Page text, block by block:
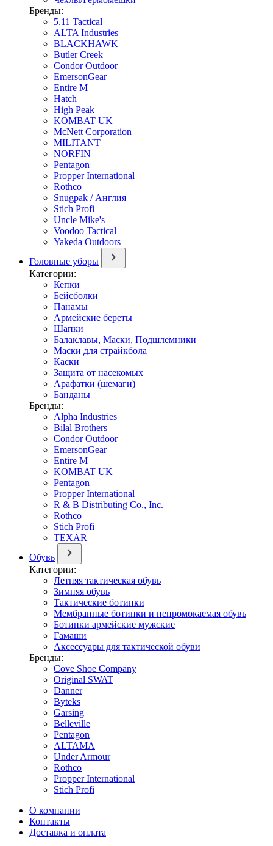
Бренды:
5.11 Tactical
ALTA Industries
BLACKHAWK
Butler Creek
Condor Outdoor
EmersonGear
Entire M
Hatch
High Peak
KOMBAT UK
McNett Corporation
MILITANT
NORFIN
Pentagon
Propper International
Rothco
Snugpak / Англия
Stich Profi
Uncle Mike's
Voodoo Tactical
Yakeda Outdoors
Головные уборы
Категории:
Кепки
Бейсболки
Панамы
Армейские береты
Шапки
Балаклавы, Маски, Подшлемники
Маски для страйкбола
Каски
Защита от насекомых
Арафатки (шемаги)
Банданы
Бренды:
Alpha Industries
Bilal Brothers
Condor Outdoor
EmersonGear
Entire M
KOMBAT UK
Pentagon
Propper International
R & B Distributing Co., Inc.
Rothco
Stich Profi
TEXAR
Обувь
Категории:
Летняя тактическая обувь
Зимняя обувь
Тактические ботинки
Мембранные ботинки и непромокаемая обувь
Ботинки армейские мужские
Гамаши
Аксессуары для тактической обуви
Бренды:
Cove Shoe Company
Original SWAT
Danner
Byteks
Garsing
Belleville
Pentagon
ALTAMA
Under Armour
Rothco
Propper International
Stich Profi
О компании
Контакты
Доставка и оплата